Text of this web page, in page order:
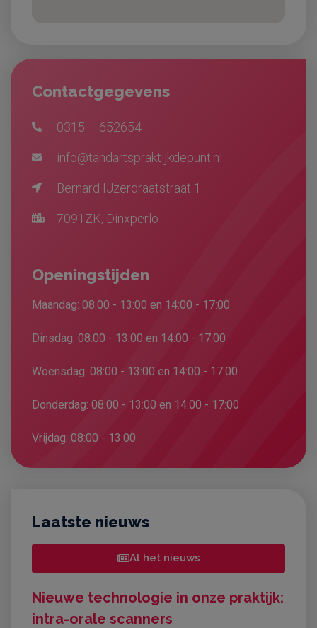
Contactgegevens
0315 – 652654
info@tandartspraktijkdepunt.nl
Bernard IJzerdraatstraat 1
7091ZK, Dinxperlo
Openingstijden
Maandag: 08:00 - 13:00 en 14:00 - 17:00
Dinsdag: 08:00 - 13:00 en 14:00 - 17:00
Woensdag: 08:00 - 13:00 en 14:00 - 17:00
Donderdag: 08:00 - 13:00 en 14:00 - 17:00
Vrijdag: 08:00 - 13:00
Laatste nieuws
Al het nieuws
Nieuwe technologie in onze praktijk:
intra-orale scanners